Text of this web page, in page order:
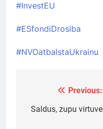
#InvestEU
#ESfondiDrosiba
#NVOatbalstaUkrainu
izvēlne
Previous:
Saldus, zupu virtuve